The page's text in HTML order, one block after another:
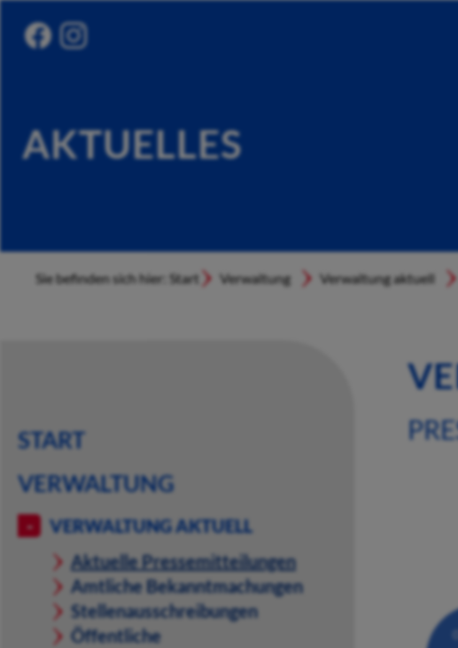
AKTUELLES
Sie befinden sich hier: Start Verwaltung Verwaltung aktuell
START
VERWALTUNG
VERWALTUNG AKTUELL
Aktuelle Pressemitteilungen
Amtliche Bekanntmachungen
Stellenausschreibungen
Öffentliche